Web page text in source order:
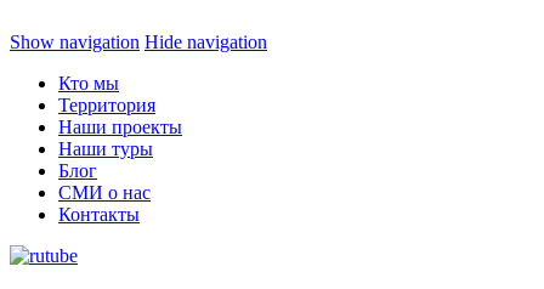
Show navigation Hide navigation
Кто мы
Территория
Наши проекты
Наши туры
Блог
СМИ о нас
Контакты